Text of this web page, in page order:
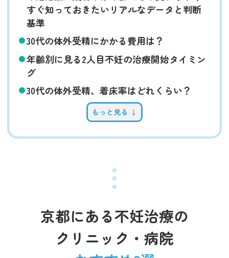
すぐ知っておきたいリアルなデータと判断
基準
30代の体外受精にかかる費用は？
年齢別に見る2人目不妊の治療開始タイミン
グ
30代の体外受精、着床率はどれくらい？
もっと見る ↓
京都にある不妊治療の
クリニック・病院